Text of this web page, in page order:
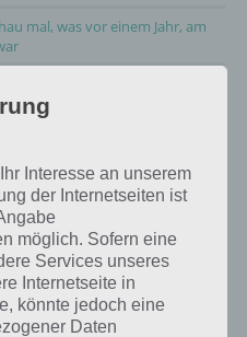
mal, was vor einem Jahr, am
Interesse an unserem
der Internetseiten ist
möglich. Sofern eine
Services unseres
Internetseite in
könnte jedoch eine
Daten